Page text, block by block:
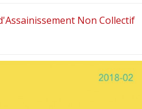
Non Collectif